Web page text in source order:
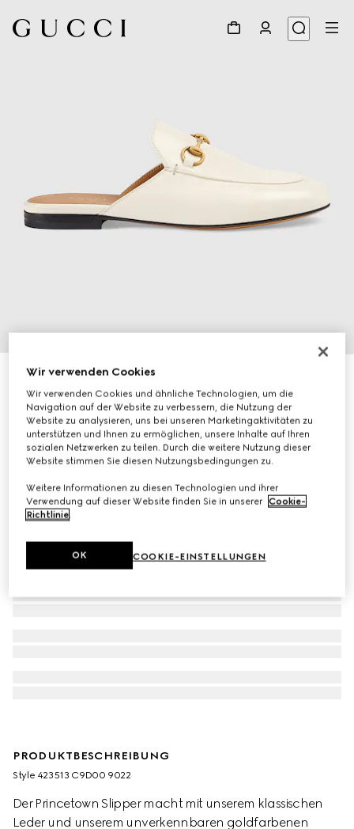
Slipper Princetown aus Leder
€ 820
PRODUKTBESCHREIBUNG
Style ‎423513 C9D00 9022
Der Princetown Slipper macht mit unserem klassischen
Leder und unserem unverkennbaren goldfarbenen
Wir verwenden Cookies
Wir verwenden Cookies und ähnliche Technologien, um die
Navigation auf der Website zu verbessern, die Nutzung der
Website zu analysieren, uns bei unseren Marketingaktivitäten zu
unterstützen und Ihnen zu ermöglichen, unsere Inhalte auf Ihren
sozialen Netzwerken zu teilen. Durch die weitere Nutzung dieser
Website stimmen Sie diesen Nutzungsbedingungen zu.
Weitere Informationen zu diesen Technologien und ihrer
Verwendung auf dieser Website finden Sie in unserer Cookie-
Richtlinie.
COOKIE-EINSTELLUNGEN
OK